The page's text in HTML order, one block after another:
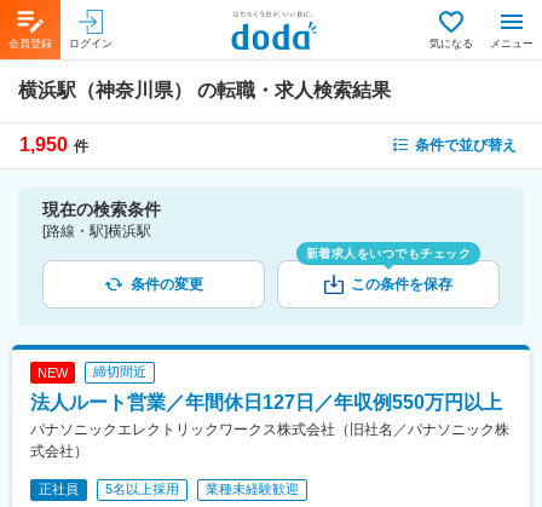
会員登録 ログイン 気になる メニュー
横浜駅（神奈川県） の転職・求人検索結果
1,950 件 条件で並び替え
現在の検索条件
[路線・駅]横浜駅
条件の変更
新着求人をいつでもチェック
この条件を保存
NEW 締切間近
法人ルート営業／年間休日127日／年収例550万円以上
パナソニックエレクトリックワークス株式会社（旧社名／パナソニック株
式会社）
正社員 5名以上採用 業種未経験歓迎